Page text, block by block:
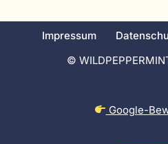
Impressum
©
Google-